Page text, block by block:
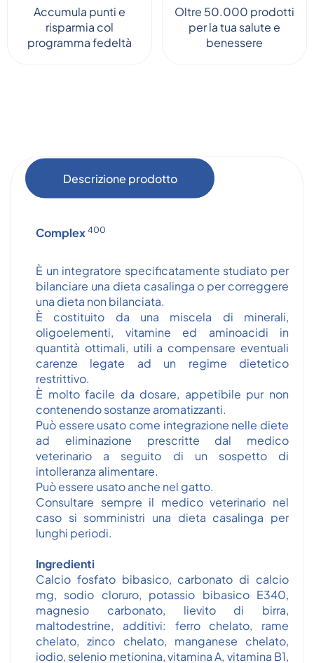
Accumula punti e
risparmia col
programma fedeltà
Oltre 50.000 prodotti
per la tua salute e
benessere
Descrizione prodotto
Complex 400
È un integratore specificatamente studiato per
bilanciare una dieta casalinga o per correggere
una dieta non bilanciata.
È costituito da una miscela di minerali,
oligoelementi, vitamine ed aminoacidi in
quantità ottimali, utili a compensare eventuali
carenze legate ad un regime dietetico
restrittivo.
È molto facile da dosare, appetibile pur non
contenendo sostanze aromatizzanti.
Può essere usato come integrazione nelle diete
ad eliminazione prescritte dal medico
veterinario a seguito di un sospetto di
intolleranza alimentare.
Può essere usato anche nel gatto.
Consultare sempre il medico veterinario nel
caso si somministri una dieta casalinga per
lunghi periodi.
Ingredienti
Calcio fosfato bibasico, carbonato di calcio
mg, sodio cloruro, potassio bibasico E340,
magnesio carbonato, lievito di birra,
maltodestrine, additivi: ferro chelato, rame
chelato, zinco chelato, manganese chelato,
iodio, selenio metionina, vitamina A, vitamina B1,